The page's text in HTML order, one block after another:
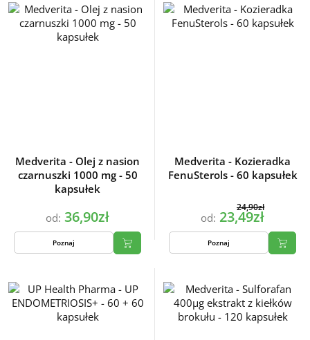
Medverita - Olej z nasion
czarnuszki 1000 mg - 50
kapsułek
od: 36,90zł
Poznaj
Medverita - Kozieradka
FenuSterols - 60 kapsułek
od:
24,90zł
23,49zł
Poznaj